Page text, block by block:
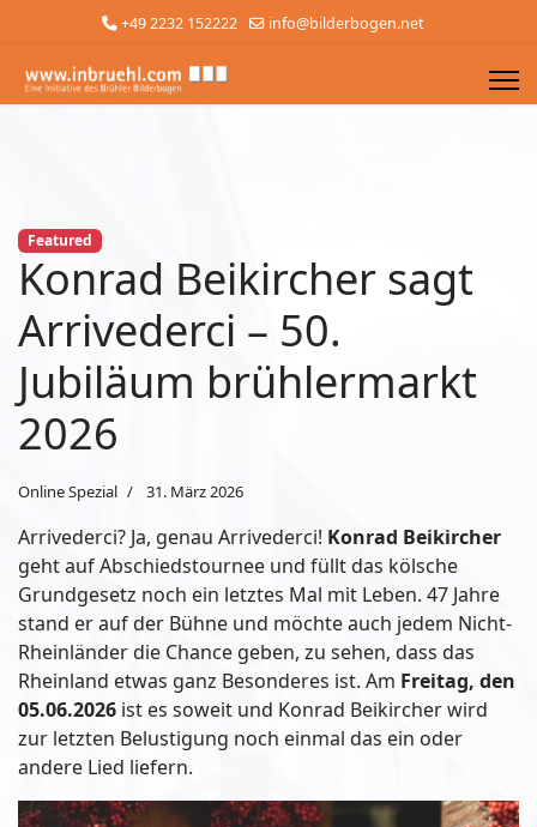
+49 2232 152222 info@bilderbogen.net
Featured
Konrad Beikircher sagt
Arrivederci – 50.
Jubiläum brühlermarkt
2026
Online Spezial 31. März 2026
Arrivederci? Ja, genau Arrivederci! Konrad Beikircher
geht auf Abschiedstournee und füllt das kölsche
Grundgesetz noch ein letztes Mal mit Leben. 47 Jahre
stand er auf der Bühne und möchte auch jedem Nicht-
Rheinländer die Chance geben, zu sehen, dass das
Rheinland etwas ganz Besonderes ist. Am Freitag, den
05.06.2026 ist es soweit und Konrad Beikircher wird
zur letzten Belustigung noch einmal das ein oder
andere Lied liefern.